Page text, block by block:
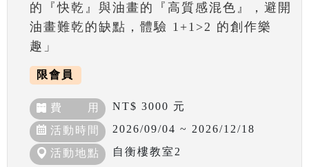
的『快乾』與油畫的『高質感混色』，避開
油畫難乾的缺點，體驗 1+1>2 的創作樂
趣」
限會員
費 用 NT$ 3000 元
活動時間 2026/09/04 ~ 2026/12/18
活動地點 自衡樓教室2